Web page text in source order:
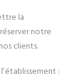
la
notre
clients.
: